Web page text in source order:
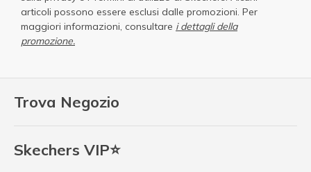
Trova Negozio
Skechers VIP⭐
articoli possono essere esclusi dalle promozioni. Per
maggiori informazioni, consultare i dettagli della
promozione.